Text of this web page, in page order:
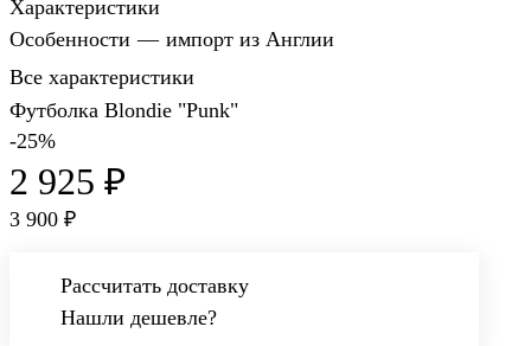
Характеристики
Особенности — импорт из Англии
Все характеристики
Футболка Blondie "Punk"
-25%
2 925 ₽
3 900 ₽
Рассчитать доставку
Нашли дешевле?